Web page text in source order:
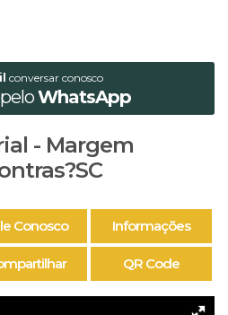
conversar conosco
WhatsApp
- Margem
Conosco Informações
QR Code